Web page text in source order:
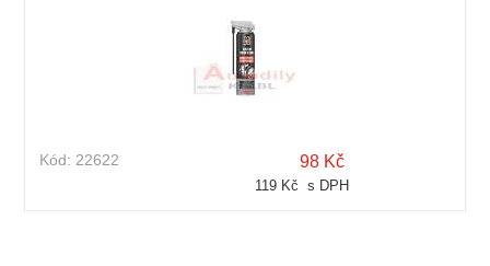
Kód:22622 98 Kč
119 Kč s DPH